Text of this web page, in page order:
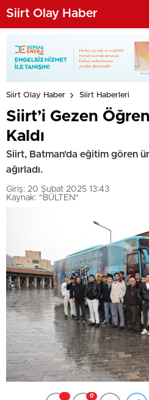
Siirt Olay Haber
Siirt Olay Haber Siirt Haberleri
Siirt’i Gezen
Kaldı
Siirt, Batman'da eğitim gören
ağırladı.
Giriş: 20 Şubat 2025 13:43
Kaynak: "BÜLTEN"
0